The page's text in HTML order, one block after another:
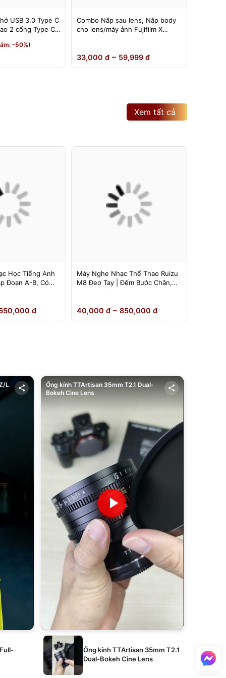
USB 3.0 Type C
2 cổng Type C
-50%)
Combo Nắp sau lens, Nắp body
cho lens/máy ảnh Fujifilm X
33,000 đ ~ 59,999 đ
Xem tất cả
Học Tiếng Anh
Đoạn A-B, Có
đ
Máy Nghe Nhạc Thể Thao Ruizu
M8 Đeo Tay | Đếm Bước Chân,
Loa Ngoài
40,000 đ ~ 850,000 đ
L
Ống kính TTArtisan 35mm T2.1 Dual-
Bokeh Cine Lens
Ống kính TTArtisan 35mm T2.1
Dual-Bokeh Cine Lens